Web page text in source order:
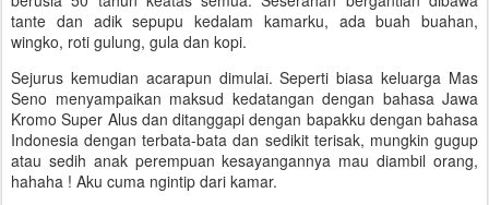
tante dan adik sepupu kedalam kamarku, ada buah buahan,
wingko, roti gulung, gula dan kopi.
Sejurus kemudian acarapun dimulai. Seperti biasa keluarga Mas
Seno menyampaikan maksud kedatangan dengan bahasa Jawa
Kromo Super Alus dan ditanggapi dengan bapakku dengan bahasa
Indonesia dengan terbata-bata dan sedikit terisak, mungkin gugup
atau sedih anak perempuan kesayangannya mau diambil orang,
hahaha ! Aku cuma ngintip dari kamar.